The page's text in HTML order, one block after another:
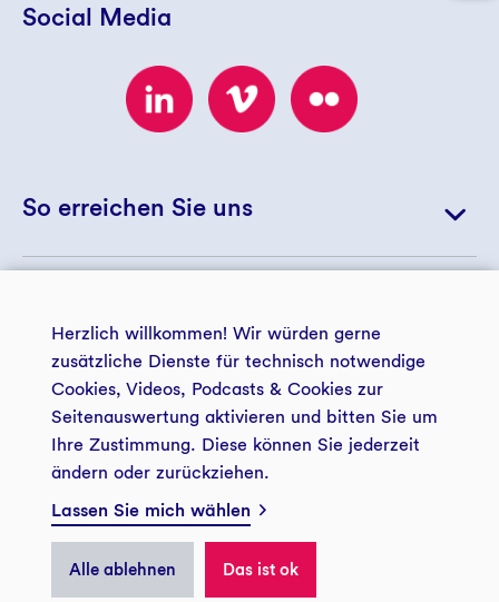
Social Media
So erreichen Sie uns
+49 234 5797 5256
+49 234 5797 5122
zsmug@gls-treuhand.de
Kontakt
Zukunftsstiftung Mensch und Gesellschaft
bei der GLS Treuhand
Impressum Datenschutz
Privatsphäre
Herzlich willkommen! Wir würden gerne
zusätzliche Dienste für technisch notwendige
Cookies, Videos, Podcasts & Cookies zur
Seitenauswertung aktivieren und bitten Sie um
Ihre Zustimmung. Diese können Sie jederzeit
ändern oder zurückziehen.
Lassen Sie mich wählen
Alle ablehnen Das ist ok